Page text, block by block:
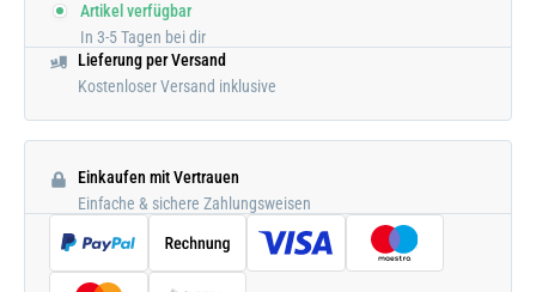
Artikel verfügbar
In 3-5 Tagen bei dir
Lieferung per Versand
Kostenloser Versand inklusive
Einkaufen mit Vertrauen
Einfache & sichere Zahlungsweisen